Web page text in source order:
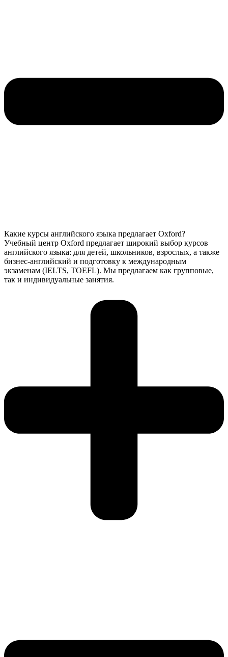
Какие курсы английского языка предлагает Oxford?
Учебный центр Oxford предлагает широкий выбор курсов
английского языка: для детей, школьников, взрослых, а также
бизнес-английский и подготовку к международным
экзаменам (IELTS, TOEFL). Мы предлагаем как групповые,
так и индивидуальные занятия.